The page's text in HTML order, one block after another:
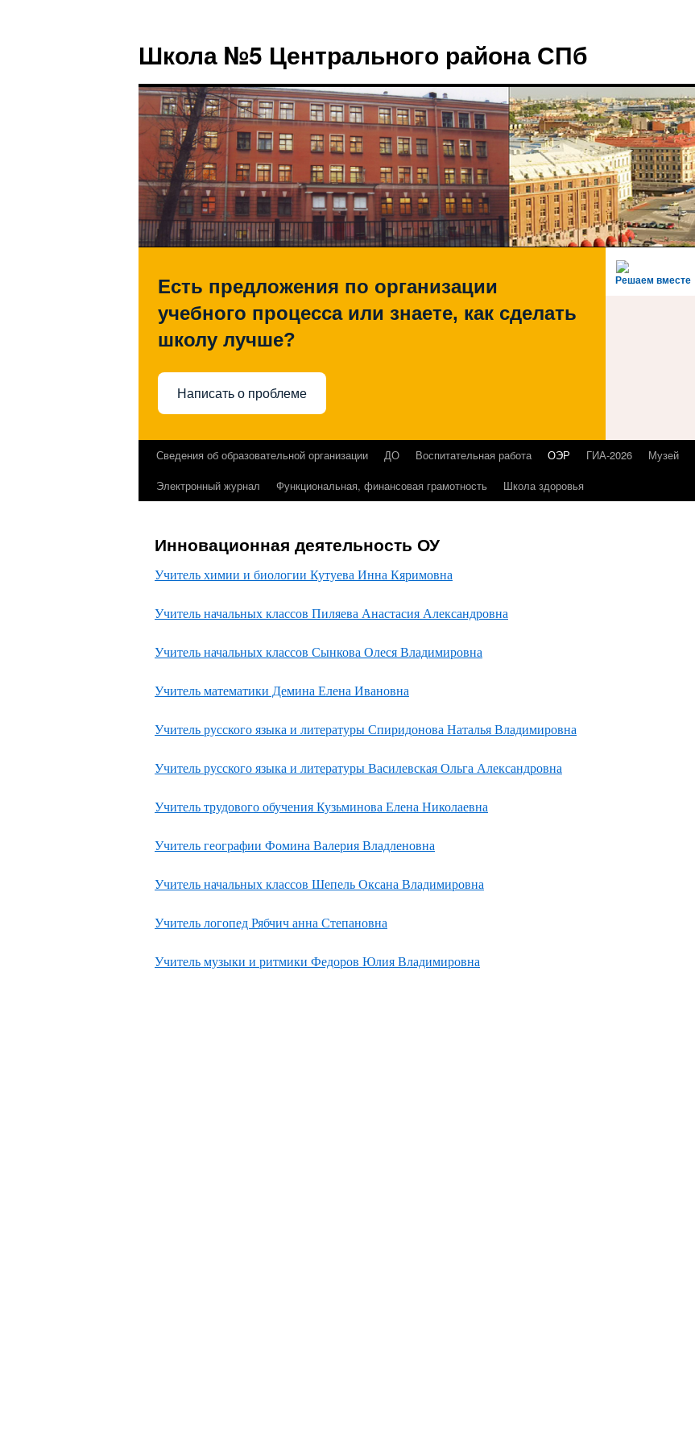
Школа №5 Центрального района СПб
Решаем вместе
Есть предложения по организации
учебного процесса или знаете, как сделать
школу лучше?
Написать о проблеме
Перейти
Сведения об образовательной организации ДО Воспитательная работа ОЭР ГИА-2026 Музей
Электронный журнал
Функциональная, финансовая грамотность Школа здоровья
Инновационная деятельность ОУ
Учитель химии и биологии Кутуева Инна Кяримовна
Учитель начальных классов Пиляева Анастасия Александровна
Учитель начальных классов Сынкова Олеся Владимировна
Учитель математики Демина Елена Ивановна
Учитель русского языка и литературы Спиридонова Наталья Владимировна
Учитель русского языка и литературы Василевская Ольга Александровна
Учитель трудового обучения Кузьминова Елена Николаевна
Учитель географии Фомина Валерия Владленовна
Учитель начальных классов Шепель Оксана Владимировна
Учитель логопед Рябчич анна Степановна
Учитель музыки и ритмики Федоров Юлия Владимировна